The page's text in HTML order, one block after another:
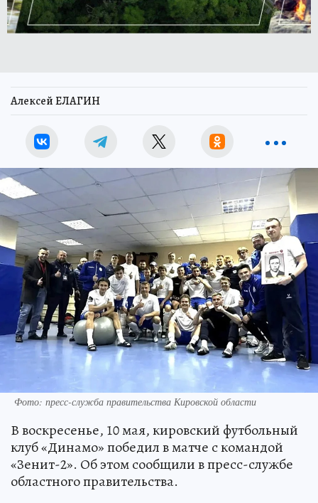
Алексей ЕЛАГИН
Фото: пресс-служба правительства Кировской области
В воскресенье, 10 мая, кировский футбольный
клуб «Динамо» победил в матче с командой
«Зенит-2». Об этом сообщили в пресс-службе
областного правительства.